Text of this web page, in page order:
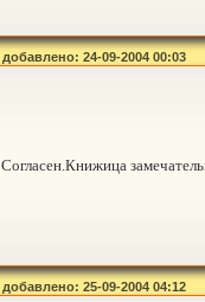
добавлено: 24-09-2004 00:03
Согласен.Книжица
добавлено: 25-09-2004 04:12